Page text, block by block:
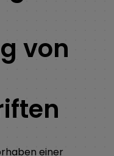
von
einer